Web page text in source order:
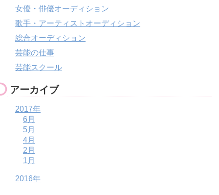
女優・俳優オーディション
歌手・アーティストオーディション
総合オーディション
芸能の仕事
芸能スクール
アーカイブ
2017年
6月
5月
4月
2月
1月
2016年